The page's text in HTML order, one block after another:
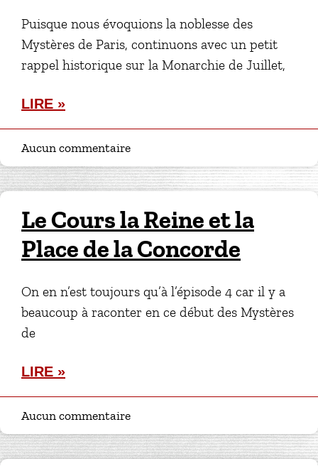
Puisque nous évoquions la noblesse des
Mystères de Paris, continuons avec un petit
rappel historique sur la Monarchie de Juillet,
LIRE »
Aucun commentaire
Le Cours la Reine et la
Place de la Concorde
On en n’est toujours qu’à l’épisode 4 car il y a
beaucoup à raconter en ce début des Mystères
de
LIRE »
Aucun commentaire